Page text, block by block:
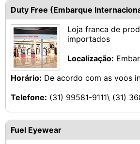
Duty Free (Embarque
Loja franca de
importados
Localização:
Horário: De acordo com as voos
Telefone: (31) 99581-9111\ (31)
Fuel Eyewear